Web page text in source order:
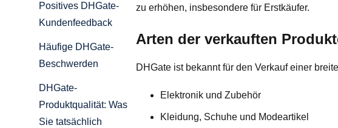
Positives DHGate-
Kundenfeedback
Häufige DHGate-
Beschwerden
DHGate-
Produktqualität: Was
Sie tatsächlich
zu erhöhen, insbesondere für Erstkäufer.
Arten der verkauften
DHGate ist bekannt für den Verkauf einer
Elektronik und Zubehör
Kleidung, Schuhe und Modeartikel